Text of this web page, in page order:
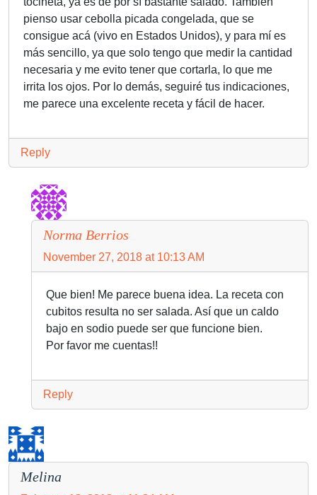
pienso usar cebolla picada congelada, que se
consigue acá (vivo en Estados Unidos), y para mí es
más sencillo, ya que solo tengo que medir la cantidad
necesaria y me evito tener que cortarla, lo que me
irrita los ojos. Por lo demás, seguiré tus indicaciones,
me parece una excelente receta y fácil de hacer.
Reply
Norma Berrios
November 27, 2018 at 10:13 AM
Que bien! Me parece buena idea. La receta con
cubitos resulta no ser salada. Así que un caldo
bajo en sodio puede ser que funcione bien.
Por favor me cuentas!!
Reply
Melina